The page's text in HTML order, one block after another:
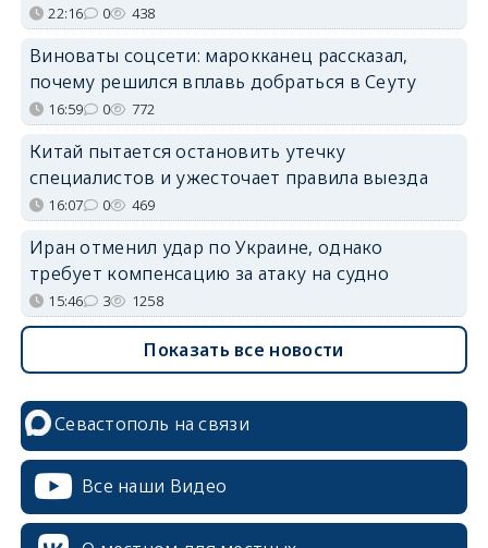
22:16 0 438
Виноваты соцсети: марокканец рассказал,
почему решился вплавь добраться в Сеуту
16:59 0 772
Китай пытается остановить утечку
специалистов и ужесточает правила выезда
16:07 0 469
Иран отменил удар по Украине, однако
требует компенсацию за атаку на судно
15:46 3 1258
Показать все новости
Севастополь на связи
Все наши Видео